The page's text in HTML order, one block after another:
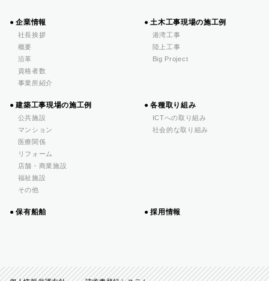
企業情報
社長挨拶
概要
沿革
資格者数
事業所紹介
土木工事現場の施工例
港湾工事
陸上工事
Big Project
建築工事現場の施工例
公共施設
マンション
医療関係
リフォーム
店舗・商業施設
福祉施設
その他
各種取り組み
ICTへの取り組み
社会的な取り組み
保有船舶 採用情報